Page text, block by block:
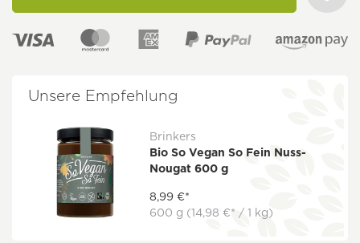
Unsere Empfehlung
Brinkers
Bio So Vegan So Fein Nuss-
Nougat 600 g
8,99 €*
600 g (14,98 €* / 1 kg)